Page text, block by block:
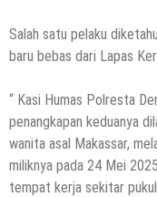
Salah satu pelaku
baru bebas dari Lapas
“ Kasi Humas Polresta
penangkapan keduanya
wanita asal Makassar,
miliknya pada 24 Mei
tempat kerja sekitar